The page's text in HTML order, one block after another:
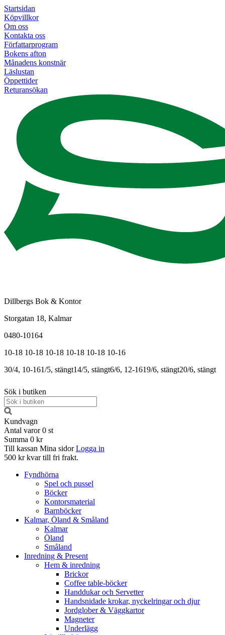
Startsidan
Köpvillkor
Om oss
Kontakta oss
Författarprogram
Bokens afton
Månadens konstnär
Läslustan
Öppettider
Returansökan
Dillbergs Bok & Kontor
Storgatan 18, Kalmar
0480-10164
10-18 10-18 10-18 10-18 10-18 10-16
30/4, 10-161/5, stängt14/5, stängt6/6, 12-1619/6, stängt20/6, stängt
Sök i butiken
Kundvagn
Antal varor 0 st
Summa 0 kr
Till kassan Mina sidor Logga in
500 kr kvar till fri frakt.
Fyndhörna
Spel och pussel
Böcker
Kontorsmaterial
Barnböcker
Kalmar, Öland & Småland
Kalmar
Öland
Småland
Inredning & Present
Hem & inredning
Brickor
Coffee table-böcker
Handdukar och Servetter
Handsnidade krokar, nyckelringar och djur
Jordglober & Väggkartor
Magneter
Underlägg